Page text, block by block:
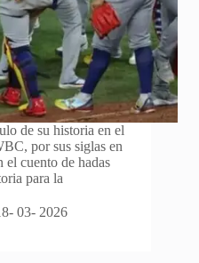
de su historia en el
por sus siglas en
el cuento de hadas
para la
03- 2026